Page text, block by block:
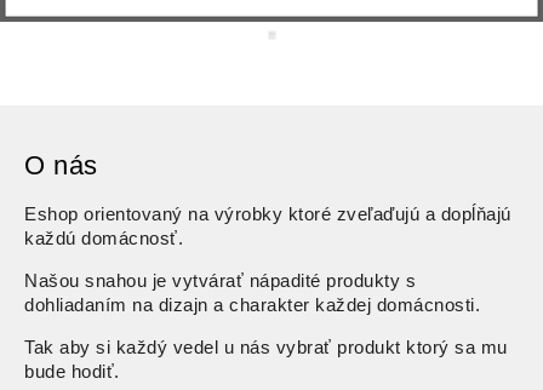
O nás
Eshop orientovaný na výrobky ktoré zveľaďujú a dopĺňajú
každú domácnosť.
Našou snahou je vytvárať nápadité produkty s
dohliadaním na dizajn a charakter každej domácnosti.
Tak aby si každý vedel u nás vybrať produkt ktorý sa mu
bude hodiť.